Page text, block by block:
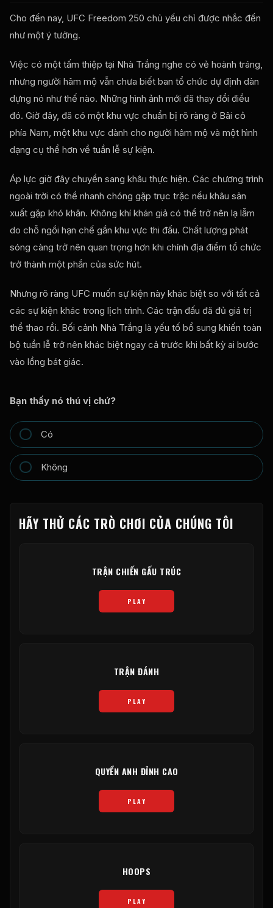
Cho đến nay, UFC Freedom 250 chủ yếu chỉ được nhắc đến
như một ý tưởng.
Việc có một tấm thiệp tại Nhà Trắng nghe có vẻ hoành tráng,
nhưng người hâm mộ vẫn chưa biết ban tổ chức dự định dàn
dựng nó như thế nào. Những hình ảnh mới đã thay đổi điều
đó. Giờ đây, đã có một khu vực chuẩn bị rõ ràng ở Bãi cỏ
phía Nam, một khu vực dành cho người hâm mộ và một hình
dạng cụ thể hơn về tuần lễ sự kiện.
Áp lực giờ đây chuyển sang khâu thực hiện. Các chương trình
ngoài trời có thể nhanh chóng gặp trục trặc nếu khâu sản
xuất gặp khó khăn. Không khí khán giả có thể trở nên lạ lẫm
do chỗ ngồi hạn chế gần khu vực thi đấu. Chất lượng phát
sóng càng trở nên quan trọng hơn khi chính địa điểm tổ chức
trở thành một phần của sức hút.
Nhưng rõ ràng UFC muốn sự kiện này khác biệt so với tất cả
các sự kiện khác trong lịch trình. Các trận đấu đã đủ giá trị
thể thao rồi. Bối cảnh Nhà Trắng là yếu tố bổ sung khiến toàn
bộ tuần lễ trở nên khác biệt ngay cả trước khi bất kỳ ai bước
vào lồng bát giác.
Bạn thấy nó thú vị chứ?
Có
Không
HÃY THỬ CÁC TRÒ CHƠI CỦA CHÚNG TÔI
TRẬN CHIẾN GẤU TRÚC
PLAY
TRẬN ĐÁNH
PLAY
QUYỀN ANH ĐỈNH CAO
PLAY
HOOPS
PLAY